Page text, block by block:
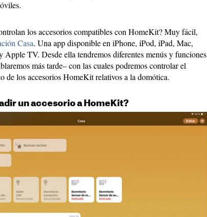
los accesorios compatibles con HomeKit? Muy fácil,
Casa. Una app disponible en iPhone, iPod, iPad, Mac,
Apple TV. Desde ella tendremos diferentes menús y funciones
más tarde– con las cuales podremos controlar el
de los accesorios HomeKit relativos a la domótica.
un accesorio a HomeKit?